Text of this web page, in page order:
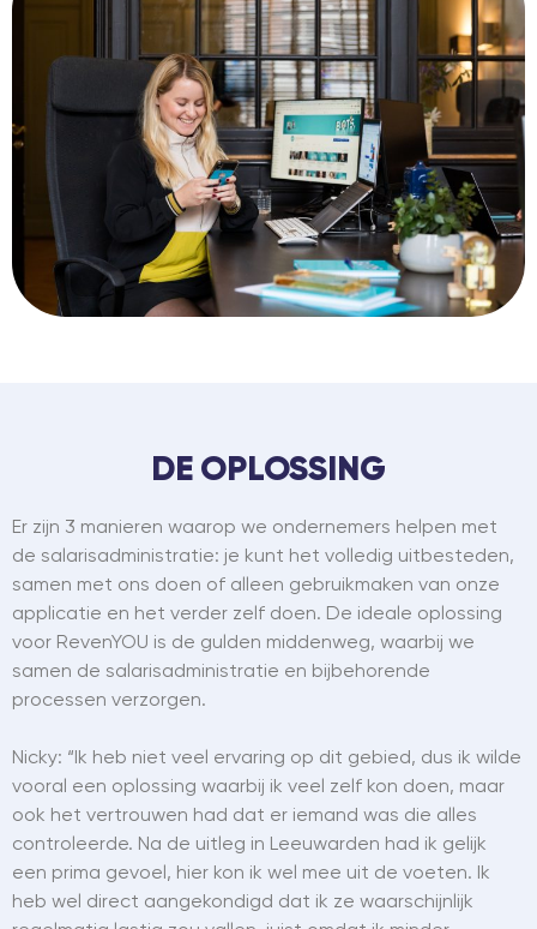
DE OPLOSSING
Er zijn 3 manieren waarop we ondernemers helpen met
de salarisadministratie: je kunt het volledig uitbesteden,
samen met ons doen of alleen gebruikmaken van onze
applicatie en het verder zelf doen. De ideale oplossing
voor RevenYOU is de gulden middenweg, waarbij we
samen de salarisadministratie en bijbehorende
processen verzorgen.
Nicky: “Ik heb niet veel ervaring op dit gebied, dus ik wilde
vooral een oplossing waarbij ik veel zelf kon doen, maar
ook het vertrouwen had dat er iemand was die alles
controleerde. Na de uitleg in Leeuwarden had ik gelijk
een prima gevoel, hier kon ik wel mee uit de voeten. Ik
heb wel direct aangekondigd dat ik ze waarschijnlijk